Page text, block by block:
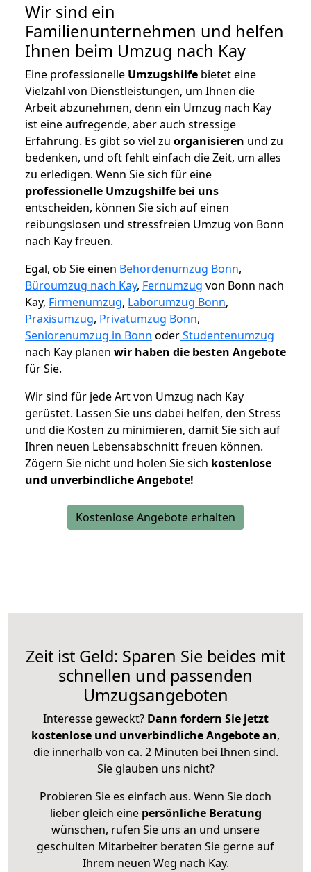
Wir sind ein
Familienunternehmen und helfen
Ihnen beim Umzug nach Kay
Eine professionelle Umzugshilfe bietet eine
Vielzahl von Dienstleistungen, um Ihnen die
Arbeit abzunehmen, denn ein Umzug nach Kay
ist eine aufregende, aber auch stressige
Erfahrung. Es gibt so viel zu organisieren und zu
bedenken, und oft fehlt einfach die Zeit, um alles
zu erledigen. Wenn Sie sich für eine
professionelle Umzugshilfe bei uns
entscheiden, können Sie sich auf einen
reibungslosen und stressfreien Umzug von Bonn
nach Kay freuen.
Egal, ob Sie einen Behördenumzug Bonn,
Büroumzug nach Kay, Fernumzug von Bonn nach
Kay, Firmenumzug, Laborumzug Bonn,
Praxisumzug, Privatumzug Bonn,
Seniorenumzug in Bonn oderStudentenumzug
nach Kay planen wir haben die besten Angebote
für Sie.
Wir sind für jede Art von Umzug nach Kay
gerüstet. Lassen Sie uns dabei helfen, den Stress
und die Kosten zu minimieren, damit Sie sich auf
Ihren neuen Lebensabschnitt freuen können.
Zögern Sie nicht und holen Sie sich kostenlose
und unverbindliche Angebote!
Kostenlose Angebote erhalten
Zeit ist Geld: Sparen Sie beides mit
schnellen und passenden
Umzugsangeboten
Interesse geweckt? Dann fordern Sie jetzt
kostenlose und unverbindliche Angebote an,
die innerhalb von ca. 2 Minuten bei Ihnen sind.
Sie glauben uns nicht?
Probieren Sie es einfach aus. Wenn Sie doch
lieber gleich eine persönliche Beratung
wünschen, rufen Sie uns an und unsere
geschulten Mitarbeiter beraten Sie gerne auf
Ihrem neuen Weg nach Kay.